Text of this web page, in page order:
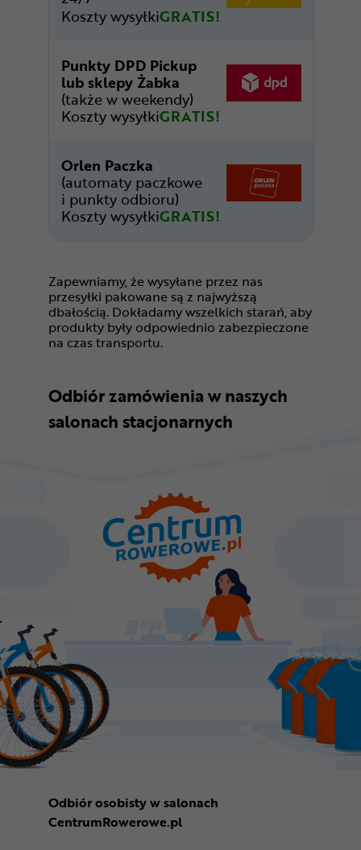
Koszty wysyłkiGRATIS!
Punkty DPD Pickup
lub sklepy Żabka
(także w weekendy)
Koszty wysyłkiGRATIS!
Orlen Paczka
(automaty paczkowe
i punkty odbioru)
Koszty wysyłkiGRATIS!
Zapewniamy, że wysyłane przez nas
przesyłki pakowane są z najwyższą
dbałością. Dokładamy wszelkich starań, aby
produkty były odpowiednio zabezpieczone
na czas transportu.
Odbiór zamówienia w naszych
salonach stacjonarnych
Odbiór osobisty w salonach
CentrumRowerowe.pl